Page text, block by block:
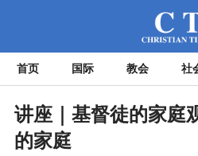
首页 国际 教会 社
讲座｜基督徒的家庭
的家庭